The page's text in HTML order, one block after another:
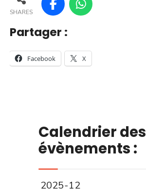
SHARES
Partager :
Facebook X
Calendrier des
évènements :